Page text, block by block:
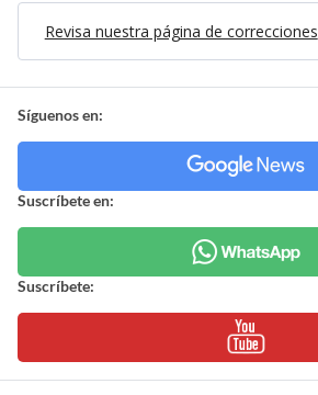
Revisa nuestra página de correcciones
Síguenos en:
Suscríbete en:
Suscríbete: